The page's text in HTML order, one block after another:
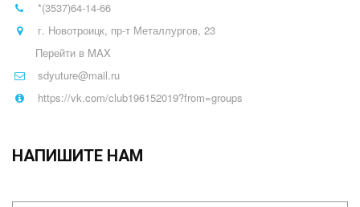
*(3537)64-14-66
г. Новотроицк, пр-т Металлургов, 23
Перейти в MAX
sdyuture@mail.ru
https://vk.com/club196152019?from=groups
НАПИШИТЕ НАМ